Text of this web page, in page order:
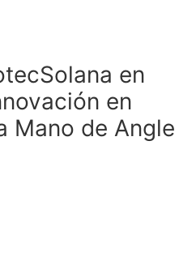
en
en
Mano de Angle